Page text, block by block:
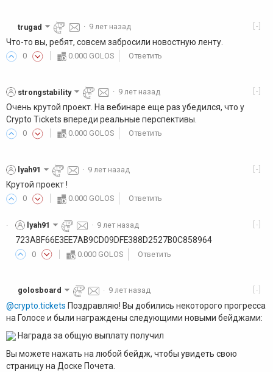
[-]
trugad · 9 лет назад
Что-то вы, ребят, совсем забросили новостную ленту.
0 0.000 GOLOS Ответить
[-]
strongstability · 9 лет назад
Очень крутой проект. На вебинаре еще раз убедился, что у
Crypto Tickets впереди реальные перспективы.
0 0.000 GOLOS Ответить
[-]
lyah91 · 9 лет назад
Крутой проект !
0 0.000 GOLOS Ответить
· [-]
lyah91 · 9 лет назад
723ABF66E3EE7AB9CD09DFE388D2527B0C858964
0 0.000 GOLOS Ответить
[-]
golosboard · 9 лет назад
@crypto.tickets Поздравляю! Вы добились некоторого прогресса
на Голосе и были награждены следующими новыми бейджами:
Награда за общую выплату получил
Вы можете нажать на любой бейдж, чтобы увидеть свою
страницу на Доске Почета.